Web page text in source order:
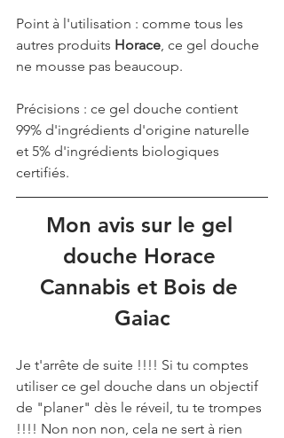
Point à l'utilisation : comme tous les
autres produits Horace, ce gel douche
ne mousse pas beaucoup.
Précisions : ce gel douche contient
99% d'ingrédients d'origine naturelle
et 5% d'ingrédients biologiques
certifiés.
Mon avis sur le gel
douche Horace
Cannabis et Bois de
Gaiac
Je t'arrête de suite !!!! Si tu comptes
utiliser ce gel douche dans un objectif
de "planer" dès le réveil, tu te trompes
!!!! Non non non, cela ne sert à rien